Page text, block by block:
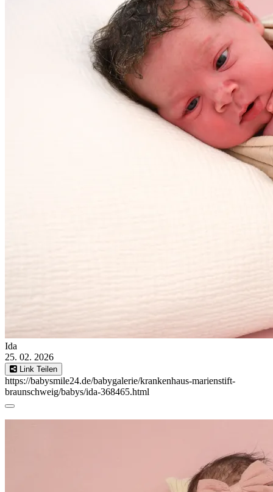
Ida
25. 02. 2026
Link Teilen
https://babysmile24.de/babygalerie/krankenhaus-marienstift-
braunschweig/babys/ida-368465.html